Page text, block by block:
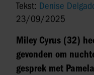
Tekst: Denise
23/09/2025
Miley Cyrus (32)
gevonden om
gesprek met